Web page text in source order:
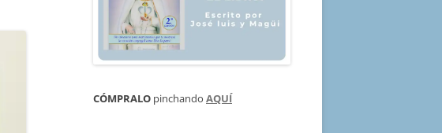
CÓMPRALO pinchando AQUÍ